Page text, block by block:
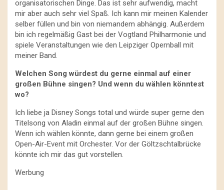
organisatorischen Dinge. Das ist sehr aufwendig, macht
mir aber auch sehr viel Spaß. Ich kann mir meinen Kalender
selber füllen und bin von niemandem abhängig. Außerdem
bin ich regelmäßig Gast bei der Vogtland Philharmonie und
spiele Veranstaltungen wie den Leipziger Opernball mit
meiner Band.
Welchen Song würdest du gerne einmal auf einer
großen Bühne singen? Und wenn du wählen könntest
wo?
Ich liebe ja Disney Songs total und würde super gerne den
Titelsong von Aladin einmal auf der großen Bühne singen.
Wenn ich wählen könnte, dann gerne bei einem großen
Open-Air-Event mit Orchester. Vor der Göltzschtalbrücke
könnte ich mir das gut vorstellen.
Werbung